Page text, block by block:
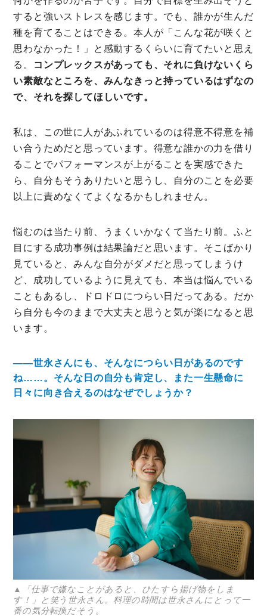
すると強いストレスを感じます。でも、誰かが生んだ
種を育てることはできる。本人が「こんな花が咲くと
思わなかった！」と感動するくらいに育てたいと思え
る。
コンプレックスがあっても、それに負けないくら
い素敵なところを、みんなきっと持っているはずなの
で、それを探してほしいです。
私は、この世に人があふれているのは得意不得意を補
い合うためだと思っています。得意な誰かの力を借り
ることでパフォーマンスが上がることを実感できた
ら、自分もそうありたいと思うし、自分のことを必要
以上に責めなくてよくなるかもしれません。
悩むのは当たり前、うまくいかなくて当たり前。ふと
目にする成功事例は結果論だと思います。そこばかり
見ていると、みんな自分がダメだと思ってしまうけ
ど、成功しているように見えても、本当は悩んでいる
こともあるし、ドロドロにつらい日だってある。だか
ら自分も今のままで大丈夫と思うと気が楽になると思
います。
――世永さんにも、そんなにつらい日があるのです
ね……。そんな日の自分も肯定し、また一生懸命に
日々に向き合えるのはなぜでしょうか？
▲「仕事で嫌なことがあると、ひたすら揚げ物をしま
す！」と笑う世永さん。料理の時間は世永さんにとって一
番の気分転換だそう。